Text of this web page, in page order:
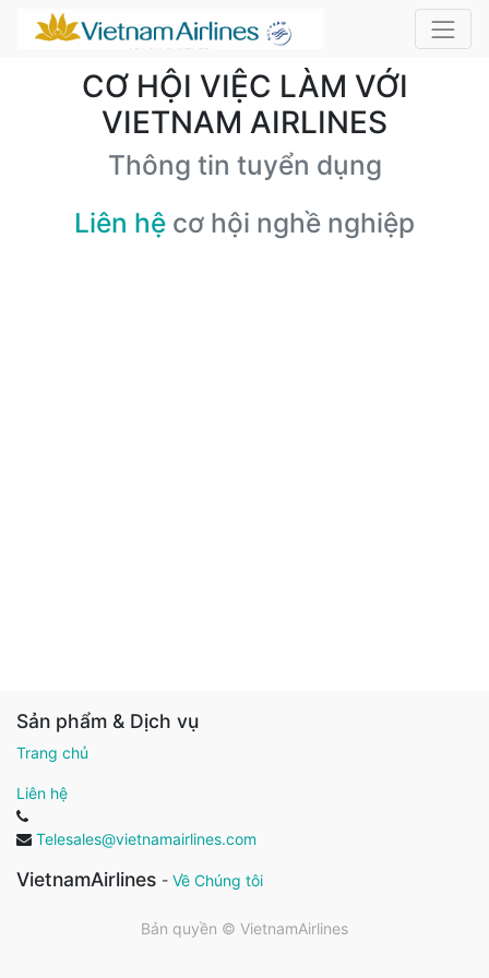
CƠ HỘI VIỆC LÀM VỚI
VIETNAM AIRLINES
Thông tin tuyển dụng
Liên hệ cơ hội nghề nghiệp
Sản phẩm & Dịch vụ
Trang chủ
Liên hệ
Telesales@vietnamairlines.com
VietnamAirlines - Về Chúng tôi
Bản quyền © VietnamAirlines